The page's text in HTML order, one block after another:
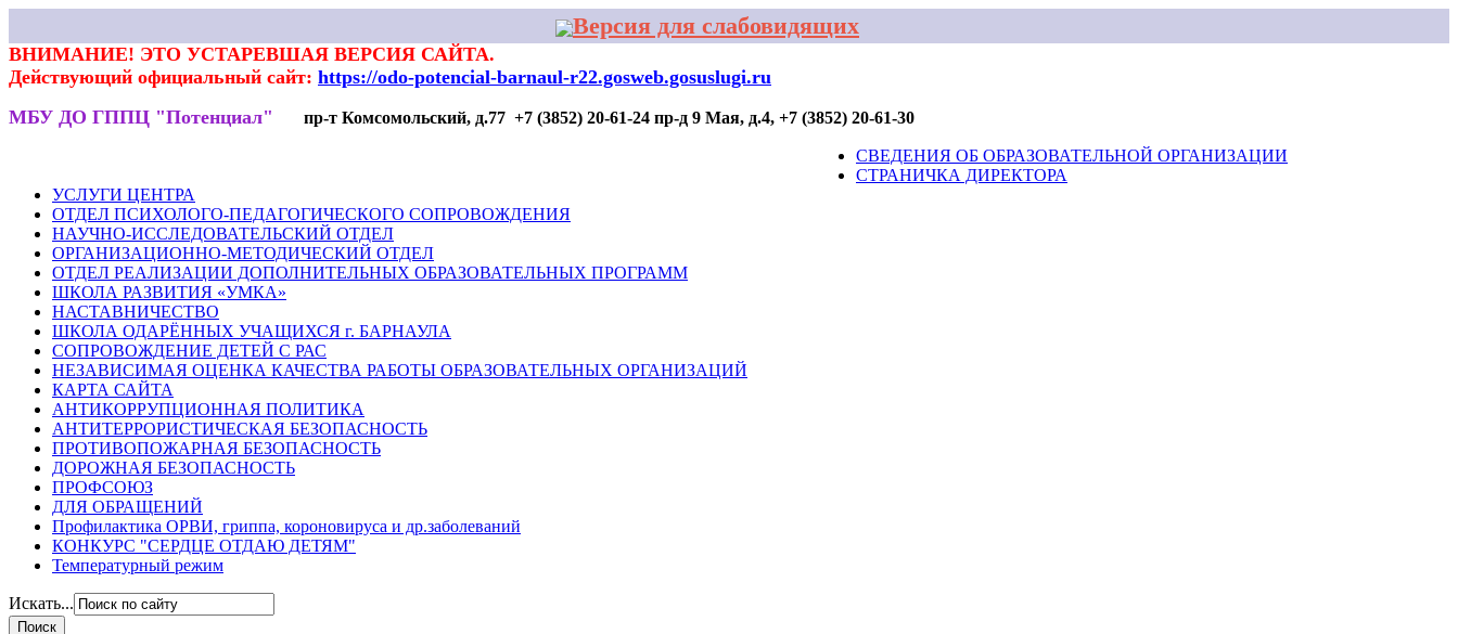
Версия для слабовидящих
ВНИМАНИЕ! ЭТО УСТАРЕВШАЯ ВЕРСИЯ САЙТА.
Действующий официальный сайт: https://odo-potencial-barnaul-r22.gosweb.gosuslugi.ru
МБУ ДО ГППЦ "Потенциал"
пр-т Комсомольский, д.77 +7 (3852) 20-61-24 пр-д 9 Мая, д.4, +7 (3852) 20-61-30
КОНТАКТЫ
СВЕДЕНИЯ ОБ ОБРАЗОВАТЕЛЬНОЙ ОРГАНИЗАЦИИ
СТРАНИЧКА ДИРЕКТОРА
УСЛУГИ ЦЕНТРА
ОТДЕЛ ПСИХОЛОГО-ПЕДАГОГИЧЕСКОГО СОПРОВОЖДЕНИЯ
НАУЧНО-ИССЛЕДОВАТЕЛЬСКИЙ ОТДЕЛ
ОРГАНИЗАЦИОННО-МЕТОДИЧЕСКИЙ ОТДЕЛ
ОТДЕЛ РЕАЛИЗАЦИИ ДОПОЛНИТЕЛЬНЫХ ОБРАЗОВАТЕЛЬНЫХ ПРОГРАММ
ШКОЛА РАЗВИТИЯ «УМКА»
НАСТАВНИЧЕСТВО
ШКОЛА ОДАРЁННЫХ УЧАЩИХСЯ г. БАРНАУЛА
СОПРОВОЖДЕНИЕ ДЕТЕЙ С РАС
НЕЗАВИСИМАЯ ОЦЕНКА КАЧЕСТВА РАБОТЫ ОБРАЗОВАТЕЛЬНЫХ ОРГАНИЗАЦИЙ
КАРТА САЙТА
АНТИКОРРУПЦИОННАЯ ПОЛИТИКА
АНТИТЕРРОРИСТИЧЕСКАЯ БЕЗОПАСНОСТЬ
ПРОТИВОПОЖАРНАЯ БЕЗОПАСНОСТЬ
ДОРОЖНАЯ БЕЗОПАСНОСТЬ
ПРОФСОЮЗ
ДЛЯ ОБРАЩЕНИЙ
Профилактика ОРВИ, гриппа, короновируса и др.заболеваний
КОНКУРС "СЕРДЦЕ ОТДАЮ ДЕТЯМ"
Температурный режим
Искать...